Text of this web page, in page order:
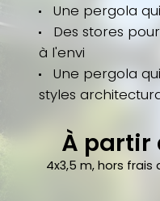
Une pergola
Des stores
à l'envi
Une pergola
styles
À partir
4x3,5 m, hors